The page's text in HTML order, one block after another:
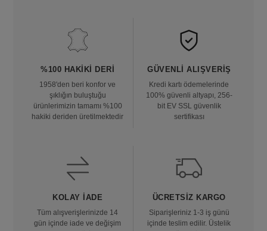
%100 HAKIKI DERI
1958'den beri konfor ve
şıklığın buluştuğu
ürünlerimizin tamamı %100
hakiki deriden üretilmektedir
GÜVENLI ALIŞVERIŞ
Kredi kartı ödemelerinde
100% güvenli altyapı, 256-
bit EV SSL güvenlik
sertifikası
KOLAY İADE
Tüm alışverişlerinizde 14
gün içinde iade ve değişim
ÜCRETSIZ KARGO
Siparişleriniz 1-3 iş günü
içinde teslim edilir. Üstelik